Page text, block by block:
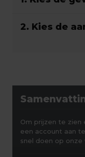
2. Kies de
Om prijzen te zien
een account aan
snel doen op onze